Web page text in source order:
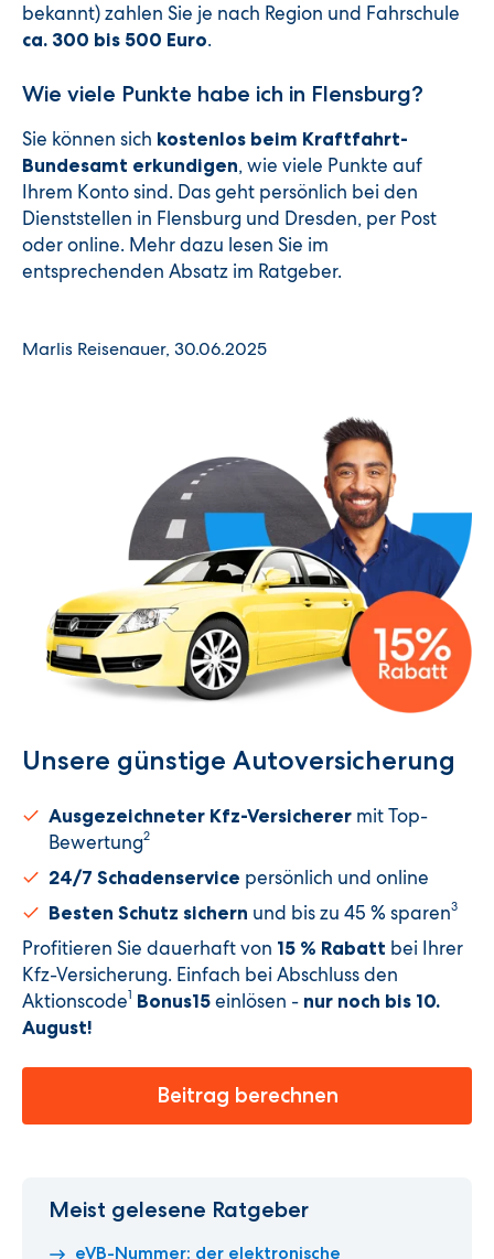
bekannt) zahlen Sie je nach Region und Fahrschule
ca. 300 bis 500 Euro.
Wie viele Punkte habe ich in Flensburg?
Sie können sich kostenlos beim Kraftfahrt-
Bundesamt erkundigen, wie viele Punkte auf
Ihrem Konto sind. Das geht persönlich bei den
Dienststellen in Flensburg und Dresden, per Post
oder online. Mehr dazu lesen Sie im
entsprechenden Absatz im Ratgeber.
Marlis Reisenauer, 30.06.2025
Unsere günstige Autoversicherung​
Ausgezeichneter Kfz-Versicherer mit Top-
Bewertung2
24/7 Schadenservice persönlich und online
Besten Schutz sichern und bis zu 45 % sparen3
Profitieren Sie dauerhaft von 15 % Rabatt bei Ihrer
Kfz-Versicherung. Einfach bei Abschluss den
Aktionscode1 Bonus15 einlösen - nur noch bis 10.
August!
Beitrag berechnen
Meist gelesene Ratgeber
eVB-Nummer: der elektronische